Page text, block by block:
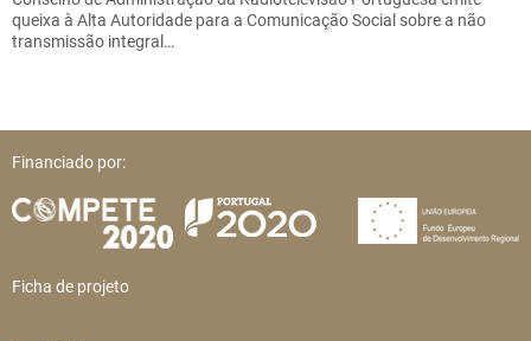
queixa à Alta Autoridade para a Comunicação Social sobre a não
transmissão integral…
Financiado por:
Ficha de projeto